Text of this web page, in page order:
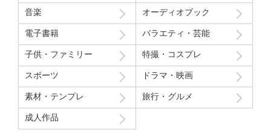
月間ランキング
年間ランキング
音楽 オーディオブック
電子書籍 バラエティ・芸能
子供・ファミリー 特撮・コスプレ
スポーツ ドラマ・映画
素材・テンプレ 旅行・グルメ
成人作品